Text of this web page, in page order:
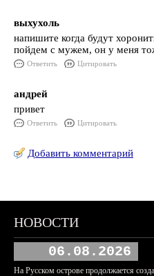
выхухоль
напишите когда будут
пойдем с мужем, он у меня
Ответить Цитировать
андрей
привет
Ответить Цитировать
Добавить комментарий
НОВОСТИ
06.08.2026
На Русском острове продолжается